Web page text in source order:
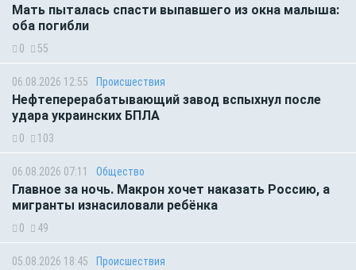
Мать пыталась спасти выпавшего из окна малыша:
оба погибли
0 55
06.08.2026 12:55 Происшествия
Нефтеперерабатывающий завод вспыхнул после
удара украинских БПЛА
0 103
06.08.2026 07:11 Общество
Главное за ночь. Макрон хочет наказать Россию, а
мигранты изнасиловали ребёнка
0 49
05.08.2026 18:45 Происшествия